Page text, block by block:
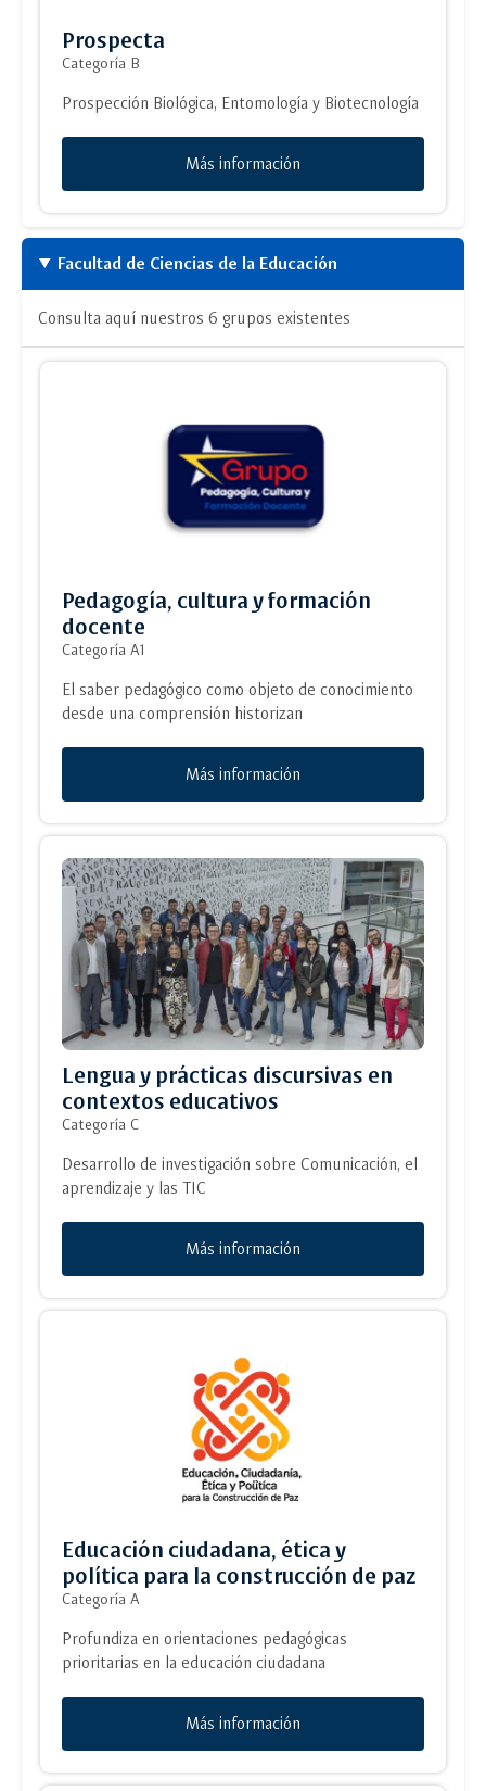
Prospecta
Categoría B
Prospección Biológica, Entomología y Biotecnología
Más información
Facultad de Ciencias de la Educación
Consulta aquí nuestros 6 grupos existentes
Pedagogía, cultura y formación
docente
Categoría A1
El saber pedagógico como objeto de conocimiento
desde una comprensión historizan
Más información
Lengua y prácticas discursivas en
contextos educativos
Categoría C
Desarrollo de investigación sobre Comunicación, el
aprendizaje y las TIC
Más información
Educación ciudadana, ética y
política para la construcción de paz
Categoría A
Profundiza en orientaciones pedagógicas
prioritarias en la educación ciudadana
Más información